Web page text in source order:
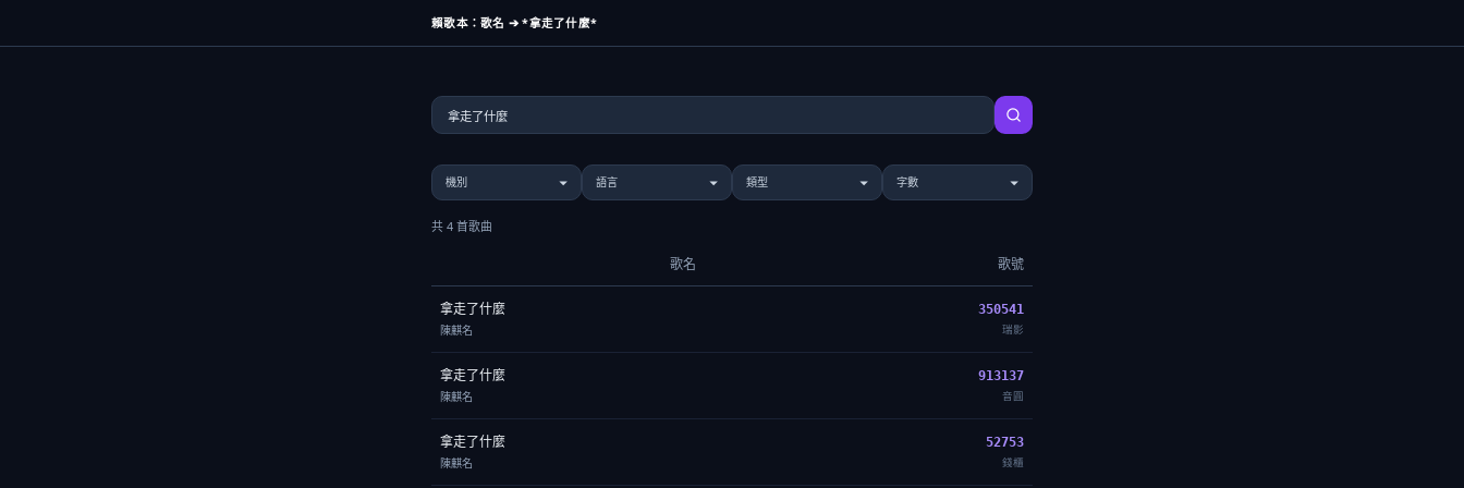
賴歌本：歌名 ➔ *拿走了什麼*
共 4 首歌曲
歌名 歌號
拿走了什麼
陳麒名
350541
瑞影
拿走了什麼
陳麒名
913137
音圓
拿走了什麼
陳麒名
52753
錢櫃